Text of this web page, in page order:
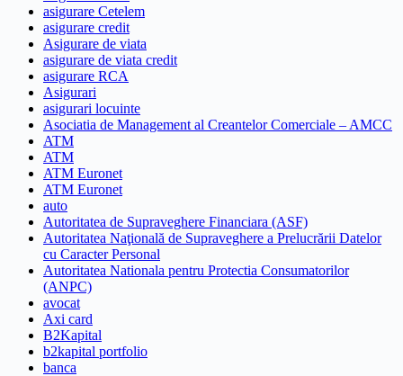
asigurare Cetelem
asigurare credit
Asigurare de viata
asigurare de viata credit
asigurare RCA
Asigurari
asigurari locuinte
Asociatia de Management al Creantelor Comerciale – AMCC
ATM
ATM
ATM Euronet
ATM Euronet
auto
Autoritatea de Supraveghere Financiara (ASF)
Autoritatea Naţională de Supraveghere a Prelucrării Datelor
cu Caracter Personal
Autoritatea Nationala pentru Protectia Consumatorilor
(ANPC)
avocat
Axi card
B2Kapital
b2kapital portfolio
banca